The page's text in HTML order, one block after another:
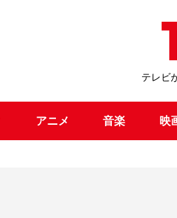
テレビ
アニメ 音楽 映